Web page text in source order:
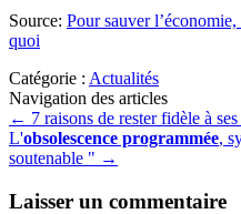
Source: Pour sauver
quoi
Catégorie : Actualités
Navigation des articles
← 7 raisons de rester fidèle à
L'obsolescence programmée,
soutenable " →
Laisser un commentaire